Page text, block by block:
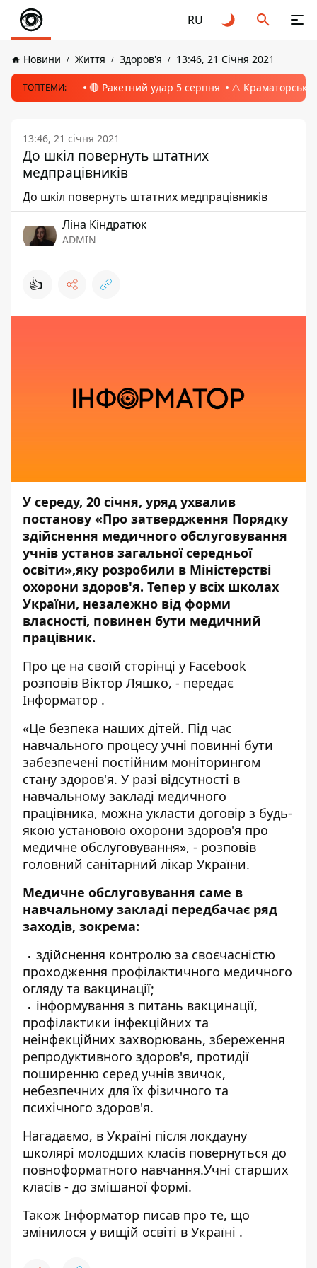
RU
Новини Життя Здоров'я 13:46, 21 Січня 2021
ТОПТЕМИ: 🔴 Ракетний удар 5 серпня ⚠️ Краматорськ,
13:46, 21 січня 2021
До шкіл повернуть штатних
медпрацівників
До шкіл повернуть штатних медпрацівників
Ліна Кіндратюк
ADMIN
👍
У середу, 20 січня, уряд ухвалив
постанову «Про затвердження Порядку
здійснення медичного обслуговування
учнів установ загальної середньої
освіти»,яку розробили в Міністерстві
охорони здоров'я. Тепер у всіх школах
України, незалежно від форми
власності, повинен бути медичний
працівник.
Про це на своїй сторінці у Facebook
розповів Віктор Ляшко, - передає
Інформатор .
«Це безпека наших дітей. Під час
навчального процесу учні повинні бути
забезпечені постійним моніторингом
стану здоров'я. У разі відсутності в
навчальному закладі медичного
працівника, можна укласти договір з будь-
якою установою охорони здоров'я про
медичне обслуговування», - розповів
головний санітарний лікар України.
Медичне обслуговування саме в
навчальному закладі передбачає ряд
заходів, зокрема:
здійснення контролю за своєчасністю
проходження профілактичного медичного
огляду та вакцинації;
інформування з питань вакцинації,
профілактики інфекційних та
неінфекційних захворювань, збереження
репродуктивного здоров'я, протидії
поширенню серед учнів звичок,
небезпечних для їх фізичного та
психічного здоров'я.
Нагадаємо, в Україні після локдауну
школярі молодших класів повернуться до
повноформатного навчання.Учні старших
класів - до змішаної формі.
Також Інформатор писав про те, що
змінилося у вищій освіті в Україні .